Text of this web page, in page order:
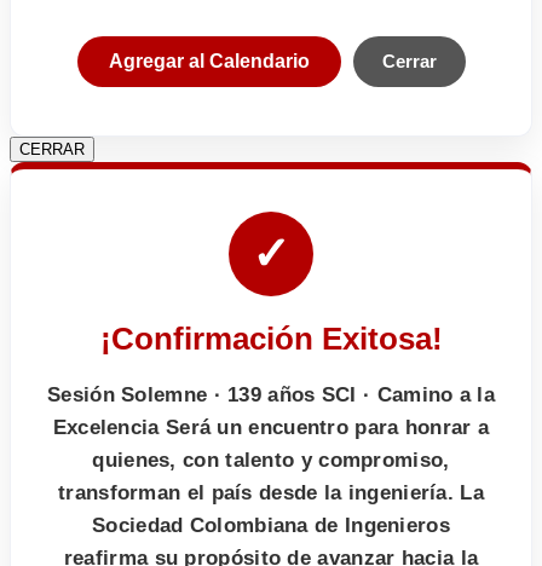
Agregar al Calendario Cerrar
CERRAR
✓
¡Confirmación Exitosa!
Sesión Solemne · 139 años SCI · Camino a la
Excelencia Será un encuentro para honrar a
quienes, con talento y compromiso,
transforman el país desde la ingeniería. La
Sociedad Colombiana de Ingenieros
reafirma su propósito de avanzar hacia la